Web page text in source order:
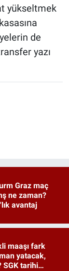
yükseltmek
de
yazı
Graz maç
ne zaman?
avantaj
maaşı fark
yatacak,
SGK tarihi